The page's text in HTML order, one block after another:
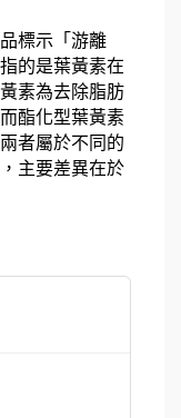
標示「游離
的是葉黃素在
素為去除脂肪
酯化型葉黃素
者屬於不同的
主要差異在於